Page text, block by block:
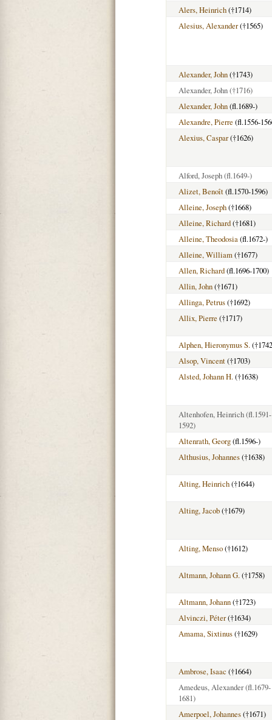
Alers, Heinrich(†1714)
Alesius, Alexander(†1565)
Alexander, John(†1743)
Alexander, John(†1716)
Alexander, John(fl.1689-)
Alexandre, Pierre (fl.1556-
Alexius, Caspar(†1626)
Alford, Joseph(fl.1649-)
Alizet, Benoît(fl.1570-1596)
Alleine, Joseph(†1668)
Alleine, Richard(†1681)
Alleine, Theodosia(fl.1672-)
Alleine, William(†1677)
Allen, Richard(fl.1696-1700)
Allin, John(†1671)
Allinga, Petrus(†1692)
Allix, Pierre (†1717)
Alphen, Hieronymus S.
Alsop, Vincent(†1703)
Alsted, Johann H.(†1638)
Altenhofen, Heinrich(fl.1591-
1592)
Altenrath, Georg(fl.1596-)
Althusius, Johannes(†1638)
Alting, Heinrich(†1644)
Alting, Jacob(†1679)
Alting, Menso(†1612)
Altmann, Johann G.(†1758)
Altmann, Johann(†1723)
Alvinczi, Péter(†1634)
Amama, Sixtinus(†1629)
Ambrose, Isaac (†1664)
Amedeus, Alexander(fl.1679-
1681)
Amerpoel, Johannes(†1671)